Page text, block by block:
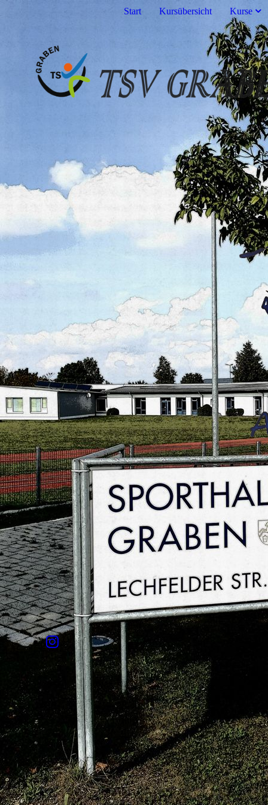
Start Kursübersicht Kurse